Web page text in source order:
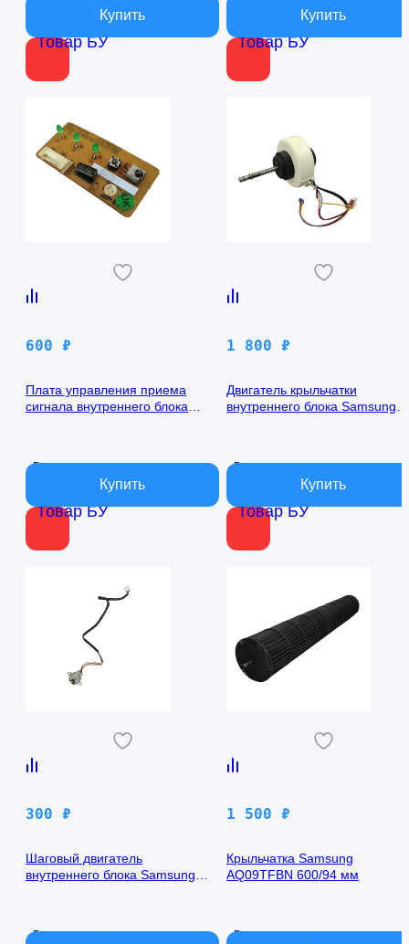
Товар БУ Товар БУ
Товар БУ
600 ₽
Плата управления приема
сигнала внутреннего блока
В наличии
Товар БУ
1 800 ₽
Двигатель крыльчатки
внутреннего блока Samsung
В наличии
300 ₽
Шаговый двигатель
внутреннего блока Samsung
В наличии
1 500 ₽
Крыльчатка Samsung
AQ09TFBN 600/94 мм
В наличии